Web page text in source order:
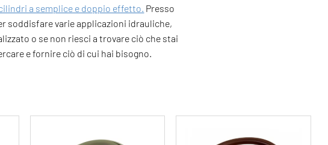
a semplice e doppio effetto. Presso
soddisfare varie applicazioni idrauliche,
o se non riesci a trovare ciò che stai
e fornire ciò di cui hai bisogno.